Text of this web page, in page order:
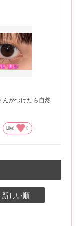
んがつけたら自然
Like! 0
しい順